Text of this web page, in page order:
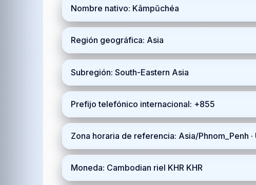
Nombre nativo: Kâmpŭchéa
Región geográfica: Asia
Subregión: South-Eastern Asia
Prefijo telefónico internacional: +855
Zona horaria de referencia: Asia/Phnom_Penh
Moneda: Cambodian riel KHR KHR